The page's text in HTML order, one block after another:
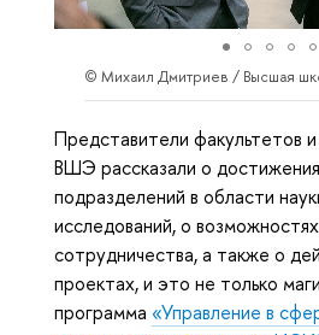
© Михаил Дмитриев / Высшая
Представители факультетов
ВШЭ рассказали о
подразделений в области
исследований, о
сотрудничества, а также о
проектах, и это не только
программа «Управление в